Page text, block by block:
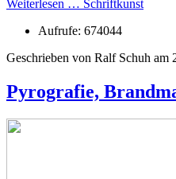
Weiterlesen … Schriftkunst
Aufrufe: 674044
Geschrieben von Ralf Schuh am
Pyrografie,